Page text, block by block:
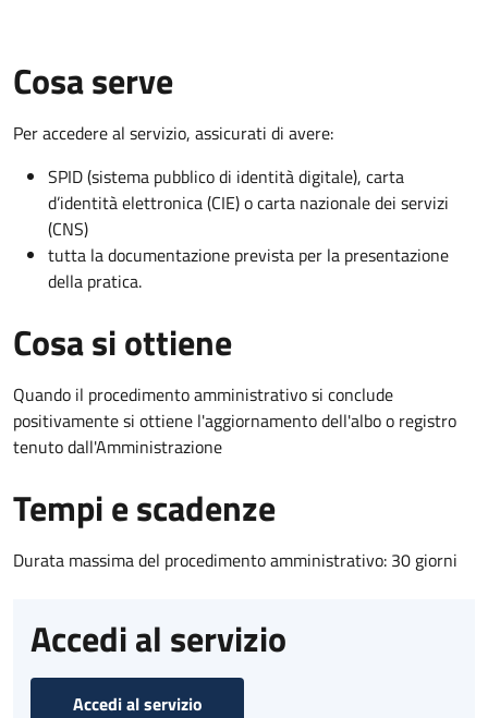
Cosa serve
Per accedere al servizio, assicurati di avere:
SPID (sistema pubblico di identità digitale), carta
d’identità elettronica (CIE) o carta nazionale dei servizi
(CNS)
tutta la documentazione prevista per la presentazione
della pratica.
Cosa si ottiene
Quando il procedimento amministrativo si conclude
positivamente si ottiene l'aggiornamento dell'albo o registro
tenuto dall'Amministrazione
Tempi e scadenze
Durata massima del procedimento amministrativo: 30 giorni
Accedi al servizio
Accedi al servizio